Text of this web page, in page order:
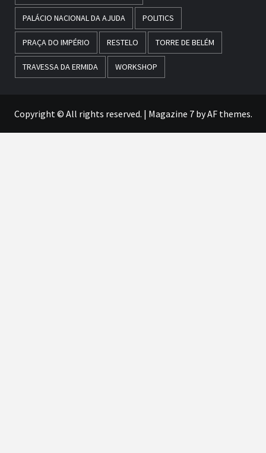
PALÁCIO NACIONAL DA AJUDA POLITICS
PRAÇA DO IMPÉRIO RESTELO TORRE DE BELÉM
TRAVESSA DA ERMIDA WORKSHOP
Copyright © All rights reserved. | Magazine 7by AF themes.